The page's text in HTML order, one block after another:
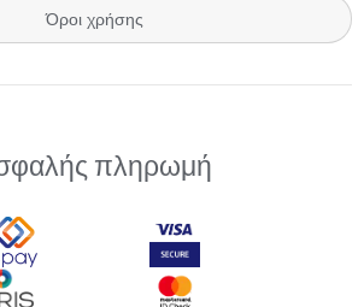
Όροι χρήσης
πληρωμή